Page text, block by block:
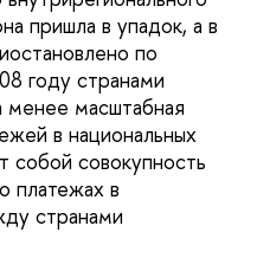
пришла в упадок, а в
по
году странами
масштабная
в национальных
собой совокупность
платежах в
странами